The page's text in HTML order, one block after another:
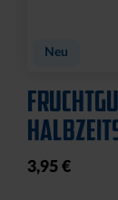
Neu
3,95 €